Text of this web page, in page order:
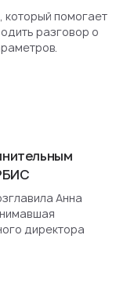
который помогает
разговор о
Анна
директора